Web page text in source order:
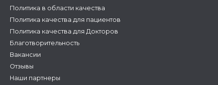
Политика в области качества
Политика качества для пациентов
Политика качества для Докторов
Благотворительность
Вакансии
Отзывы
Наши партнеры